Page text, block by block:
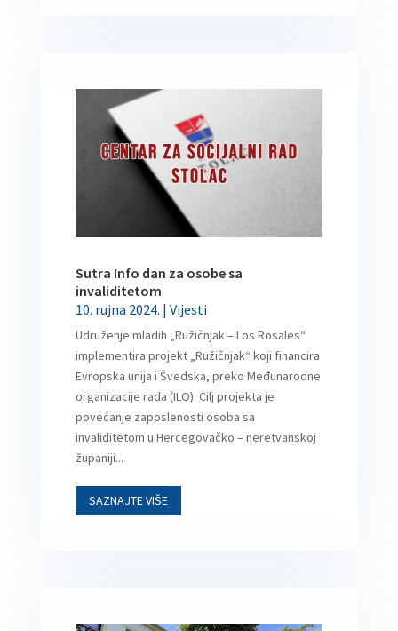
Sutra Info dan za osobe sa
invaliditetom
10. rujna 2024. | Vijesti
Udruženje mladih „Ružičnjak – Los Rosales“
implementira projekt „Ružičnjak“ koji financira
Evropska unija i Švedska, preko Međunarodne
organizacije rada (ILO). Cilj projekta je
povećanje zaposlenosti osoba sa
invaliditetom u Hercegovačko – neretvanskoj
županiji...
SAZNAJTE VIŠE